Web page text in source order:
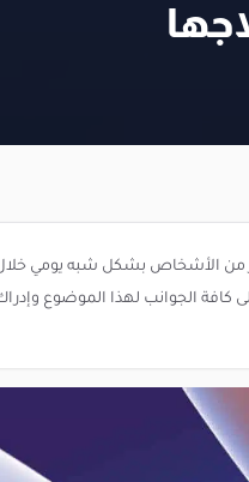
الأشخاص بشكل شبه يومي خلال
الجوانب لهذا الموضوع